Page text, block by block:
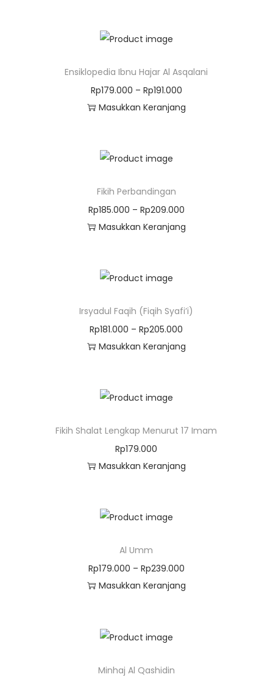
Ensiklopedia Ibnu Hajar Al Asqalani
Rp179.000 – Rp191.000
Masukkan Keranjang
Fikih Perbandingan
Rp185.000 – Rp209.000
Masukkan Keranjang
Irsyadul Faqih (Fiqih Syafi’i)
Rp181.000 – Rp205.000
Masukkan Keranjang
Fikih Shalat Lengkap Menurut 17 Imam
Rp179.000
Masukkan Keranjang
Al Umm
Rp179.000 – Rp239.000
Masukkan Keranjang
Minhaj Al Qashidin